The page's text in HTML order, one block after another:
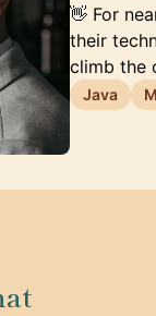
👋 For
their
climb the
Java